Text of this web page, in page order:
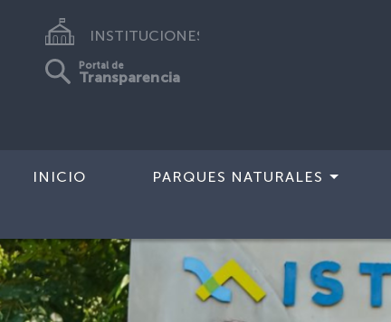
INSTITUCIONES
Portal de
Transparencia
INICIO PARQUES NATURALES